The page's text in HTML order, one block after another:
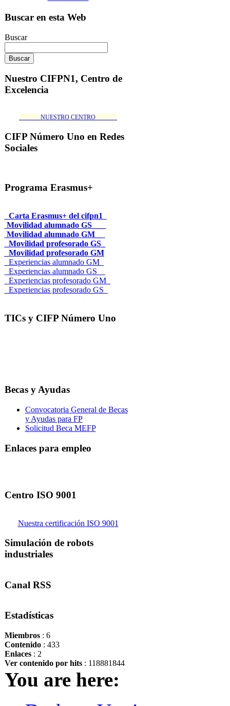
Buscar en esta Web
Buscar
Nuestro CIFPN1, Centro de
Excelencia
_______NUESTRO CENTRO_______
CIFP Número Uno en Redes
Sociales
Programa Erasmus+
_Carta Erasmus+ del cifpn1
Movilidad alumnado GS___
Movilidad alumnado GM__
_Movilidad profesorado GS_
_Movilidad profesorado GM
_Experiencias alumnado GM_
_Experiencias alumnado GS__
_Experiencias profesorado GM_
_Experiencias profesorado GS_
TICs y CIFP Número Uno
Becas y Ayudas
Convocatoria General de Becas
y Ayudas para FP
Solicitud Beca MEFP
Enlaces para empleo
Centro ISO 9001
Nuestra certificación ISO 9001
Simulación de robots
industriales
Canal RSS
Estadísticas
Miembros: 6
Contenido: 433
Enlaces: 2
Ver contenido por hits: 118881844
You are here: